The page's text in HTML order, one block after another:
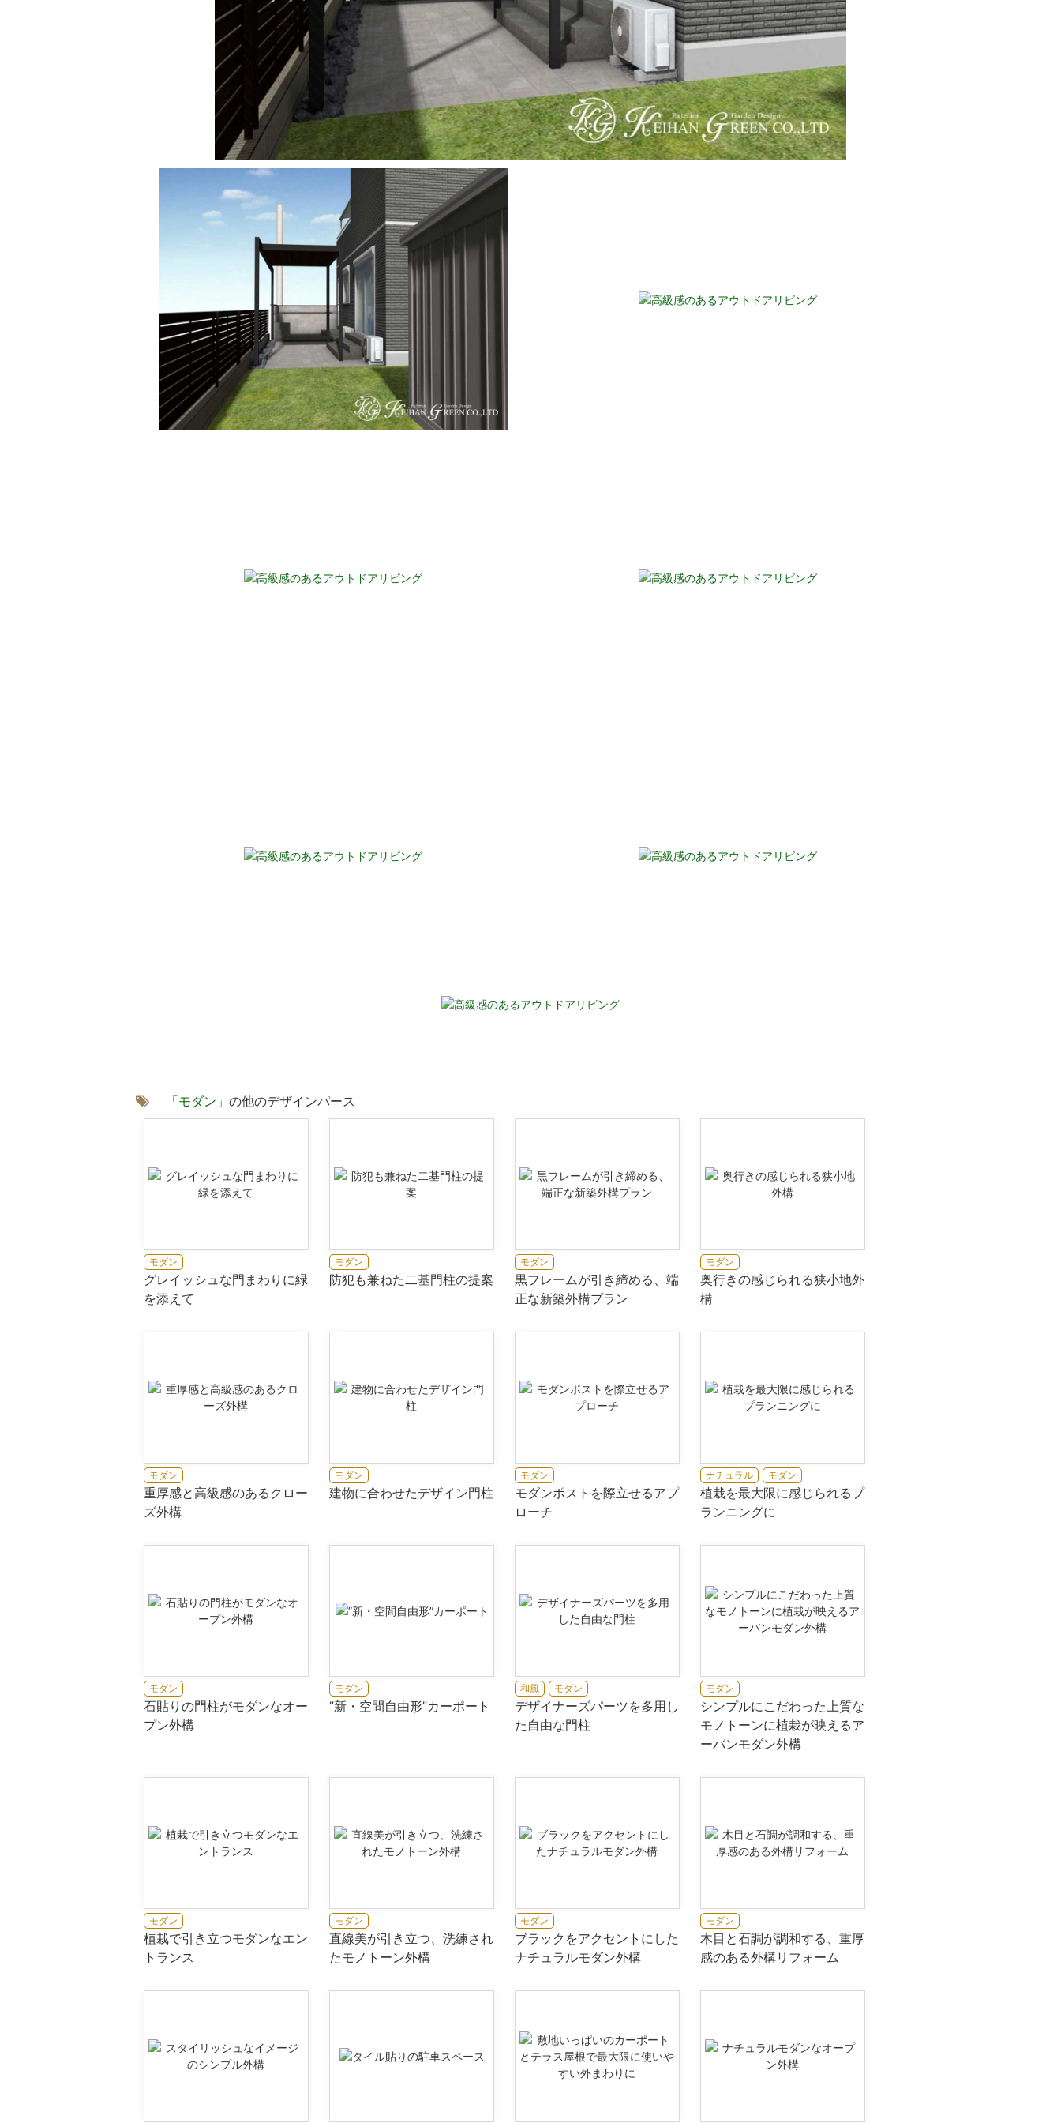
「モダン」 の他のデザインパース
モダン
グレイッシュな門まわりに緑
を添えて
モダン
防犯も兼ねた二基門柱の提案
モダン
黒フレームが引き締める、端
正な新築外構プラン
モダン
奥行きの感じられる狭小地外
構
モダン
重厚感と高級感のあるクロー
ズ外構
モダン
建物に合わせたデザイン門柱
モダン
モダンポストを際立せるアプ
ローチ
ナチュラル モダン
植栽を最大限に感じられるプ
ランニングに
モダン
石貼りの門柱がモダンなオー
プン外構
モダン
”新・空間自由形”カーポート
和風 モダン
デザイナーズパーツを多用し
た自由な門柱
モダン
シンプルにこだわった上質な
モノトーンに植栽が映えるア
ーバンモダン外構
モダン
植栽で引き立つモダンなエン
トランス
モダン
直線美が引き立つ、洗練され
たモノトーン外構
モダン
ブラックをアクセントにした
ナチュラルモダン外構
モダン
木目と石調が調和する、重厚
感のある外構リフォーム